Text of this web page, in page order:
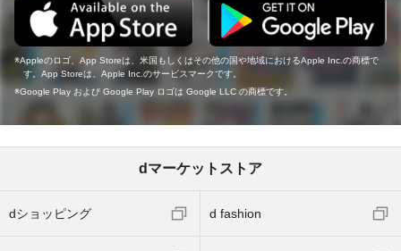
Appleのロゴ、App Storeは、米国もしくはその他の国や地域におけるApple Inc.の商標で
す。App Storeは、Apple Inc.のサービスマークです。
Google Play および Google Play ロゴは Google LLC の商標です。
dマーケットストア
dショッピング d fashion